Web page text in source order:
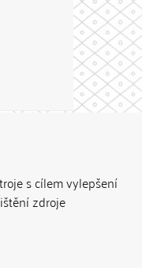
s cílem vylepšení
zdroje